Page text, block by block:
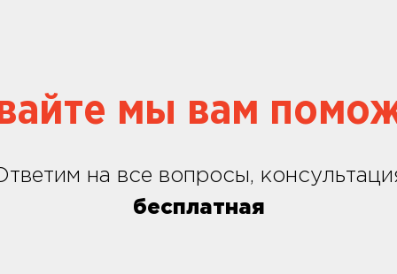
мы вам
на все вопросы,
бесплатная